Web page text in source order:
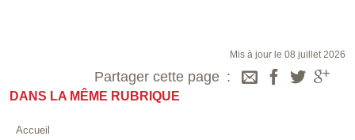
Mis à jour le 08 juillet 2026
Partager cette page
DANS LA MÊME RUBRIQUE
Accueil